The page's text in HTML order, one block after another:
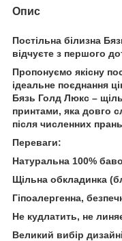
Опис
Постільна білизна
відчуєте з першого
Пропонуємо якісну
ідеальне поєднання
Бязь Голд Люкс –
принтами, яка довго
після численних
Переваги:
Натуральна 100%
Щільна обкладинка
Гіпоалергенна,
Не кудлатить, не
Великий вибір